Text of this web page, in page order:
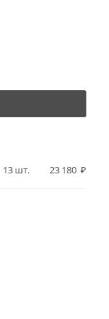
13 шт. 23 180